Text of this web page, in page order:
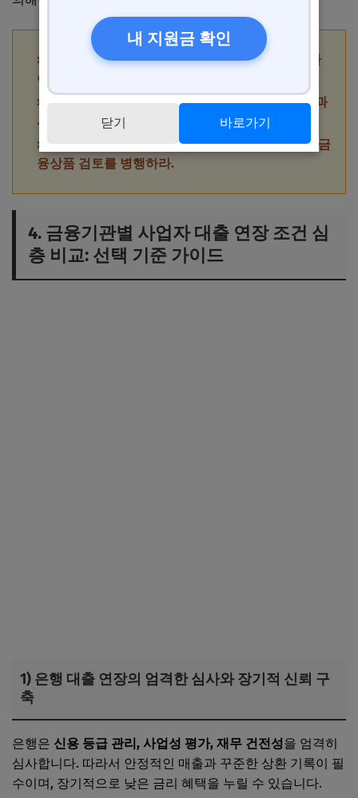
핵심 팁 1: 연장 신청 전 최근 6개월간 원리금 상환
이력을 꼼꼼히 확인하라.
핵심 팁 2: 상담 시 신뢰를 주는 명확한 상환 계획과
사업 전망을 준비하라.
핵심 팁 3: 연장 거절 시 즉시 재심사 요청과 대안 금
융상품 검토를 병행하라.
4. 금융기관별 사업자 대출 연장 조건 심
층 비교: 선택 기준 가이드
1) 은행 대출 연장의 엄격한 심사와 장기적 신뢰 구
축
은행은 신용 등급 관리, 사업성 평가, 재무 건전성을 엄격히
심사합니다. 따라서 안정적인 매출과 꾸준한 상환 기록이 필
수이며, 장기적으로 낮은 금리 혜택을 누릴 수 있습니다.
내 지원금 확인
닫기 바로가기